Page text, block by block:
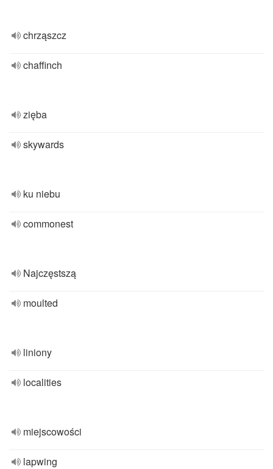
chrząszcz
chaffinch
zięba
skywards
ku niebu
commonest
Najczęstszą
moulted
liniony
localities
miejscowości
lapwing